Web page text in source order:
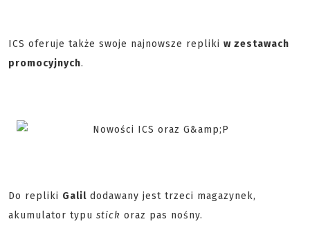
ICS oferuje także swoje najnowsze repliki w zestawach
promocyjnych.
Do repliki Galil dodawany jest trzeci magazynek,
akumulator typu stick oraz pas nośny.